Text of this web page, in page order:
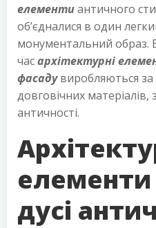
елементиантичного
об’єдналися в один
монументальний образ.
часархітектурні
фасадувиробляються за
довговічних
античності.
дусі